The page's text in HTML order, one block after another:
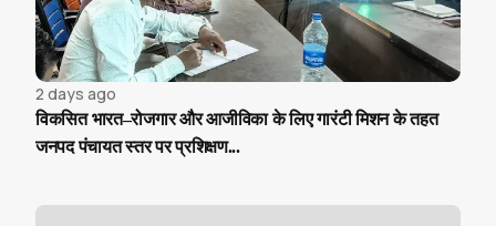
2 days ago
विकसित भारत–रोजगार और आजीविका के लिए गारंटी मिशन के तहत
जनपद पंचायत स्तर पर प्रशिक्षण...